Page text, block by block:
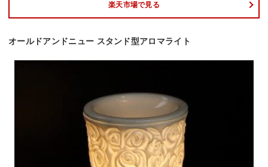
楽天市場で見る
オールドアンドニュー スタンド型アロマライト